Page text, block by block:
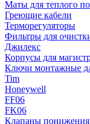
Маты для теплого
Греющие кабели
Терморегуляторы
Фильтры для
Джилекс
Корпусы для
Ключи монтажные
Tim
Honeywell
FF06
FK06
Клапаны понижения